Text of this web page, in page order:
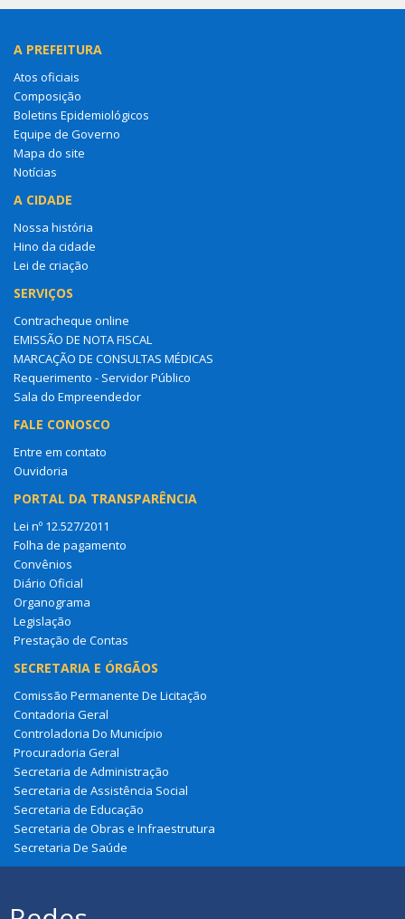
A PREFEITURA
Atos oficiais
Composição
Boletins Epidemiológicos
Equipe de Governo
Mapa do site
Notícias
A CIDADE
Nossa história
Hino da cidade
Lei de criação
SERVIÇOS
Contracheque online
EMISSÃO DE NOTA FISCAL
MARCAÇÃO DE CONSULTAS MÉDICAS
Requerimento - Servidor Público
Sala do Empreendedor
FALE CONOSCO
Entre em contato
Ouvidoria
PORTAL DA TRANSPARÊNCIA
Lei nº 12.527/2011
Folha de pagamento
Convênios
Diário Oficial
Organograma
Legislação
Prestação de Contas
SECRETARIA E ÓRGÃOS
Comissão Permanente De Licitação
Contadoria Geral
Controladoria Do Município
Procuradoria Geral
Secretaria de Administração
Secretaria de Assistência Social
Secretaria de Educação
Secretaria de Obras e Infraestrutura
Secretaria De Saúde